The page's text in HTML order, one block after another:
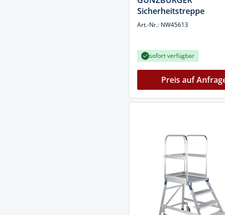
Verbindungs-
Zubehör
Splinte &
Schellen
Handpresse
Hobel, Beitel
Meißel
Nietwerkzeug
Pumpen
Sicherheitstreppe
Art.-Nr.: NW45613
sofort verfügbar
Preis auf